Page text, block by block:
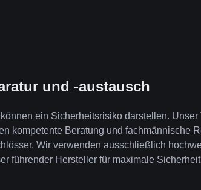
und -austausch
ein Sicherheitsrisiko darstellen. Unser
kompetente Beratung und fachmännische
Wir verwenden ausschließlich
führender Hersteller für maximale